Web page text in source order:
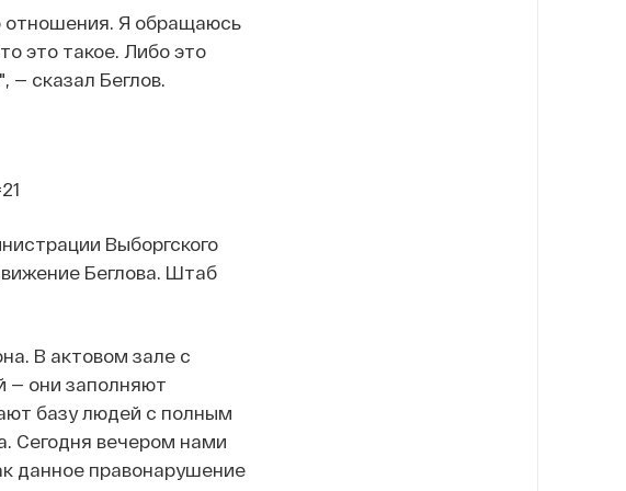
отношения. Я обращаюсь
это такое. Либо это
— сказал Беглов.
Выборгского
Беглова. Штаб
В актовом зале с
— они заполняют
базу людей с полным
Сегодня вечером нами
данное правонарушение